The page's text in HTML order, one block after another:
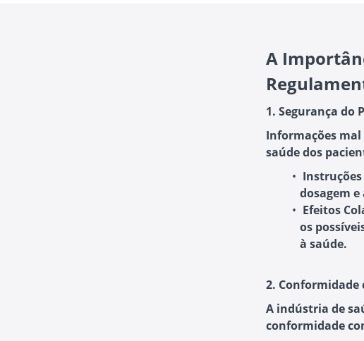
A
1. Segurança do
Informações
saúde dos
dosagem
Efeitos
os
à saúde.
2. Conformidade
A indústria de
conformidade